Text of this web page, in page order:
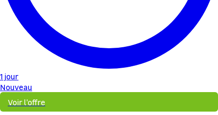
1 jour
Nouveau
Voir l'offre